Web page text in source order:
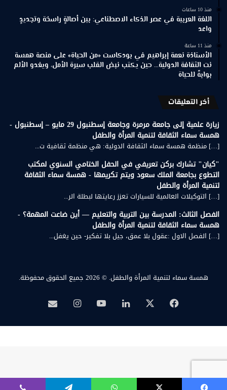
منذ 10 ساعات
اللغة العربية في عصر الذكاء الاصطناعي: بين أصالةٍ راسخة وتجديدٍ
واعد
منذ 11 ساعة
الأستاذة نعمة إبراهيم في بودكاست «من الحياة» على منصة همسة
نت الثقافة الدولية… حين يكتب نبض القلب سيرة الأمل، ويغدو الألم
بوابةً للحياة
أخر التعليقات
زيارة علمية إلى جامعة مرمرة وجامعة إسطنبول 29 مايو – إسطنبول -
همسة سماء الثقافة لتنمية المرأة والطفل
[…] منظمة همسة سماء الثقافة الدولية: هي منظمة ثقافية ت...
"كيان" تشارك بركن تعريفي في الحفل الختامي السنوي لمكتب
التطوع بجامعة الملك سعود ويتم تكريمها - همسة سماء الثقافة
لتنمية المرأة والطفل
[…] التوكيلات العالمية للسيارات تعزز رعايتها لبطلة الر...
الفصل الثالث: المدرسة بين التربية والتعليم — أين ضاعت المهمة؟ -
همسة سماء الثقافة لتنمية المرأة والطفل
[…] الفصل الاول :عقول بلا عمق، جيل بلا تفكير- حين يغفل...
همسة سماء لتنمية المرأة والطفل. © 2026 جميع الحقوق محفوظة.
فيسبوك لينكدإن‫YouTubeانستقرامبريد
همسة